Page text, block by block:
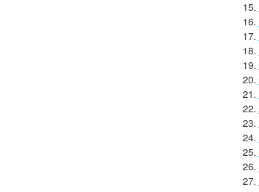
15.
16.
17.
18.
19.
20.
21.
22.
23.
24.
25.
26.
27.